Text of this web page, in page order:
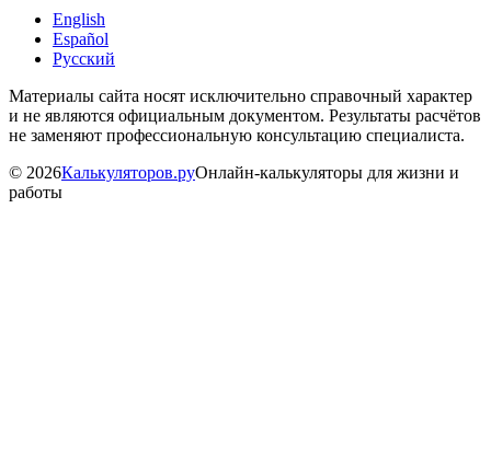
English
Español
Русский
Материалы сайта носят исключительно справочный характер
и не являются официальным документом. Результаты расчётов
не заменяют профессиональную консультацию специалиста.
© 2026Калькуляторов.руОнлайн-калькуляторы для жизни и
работы